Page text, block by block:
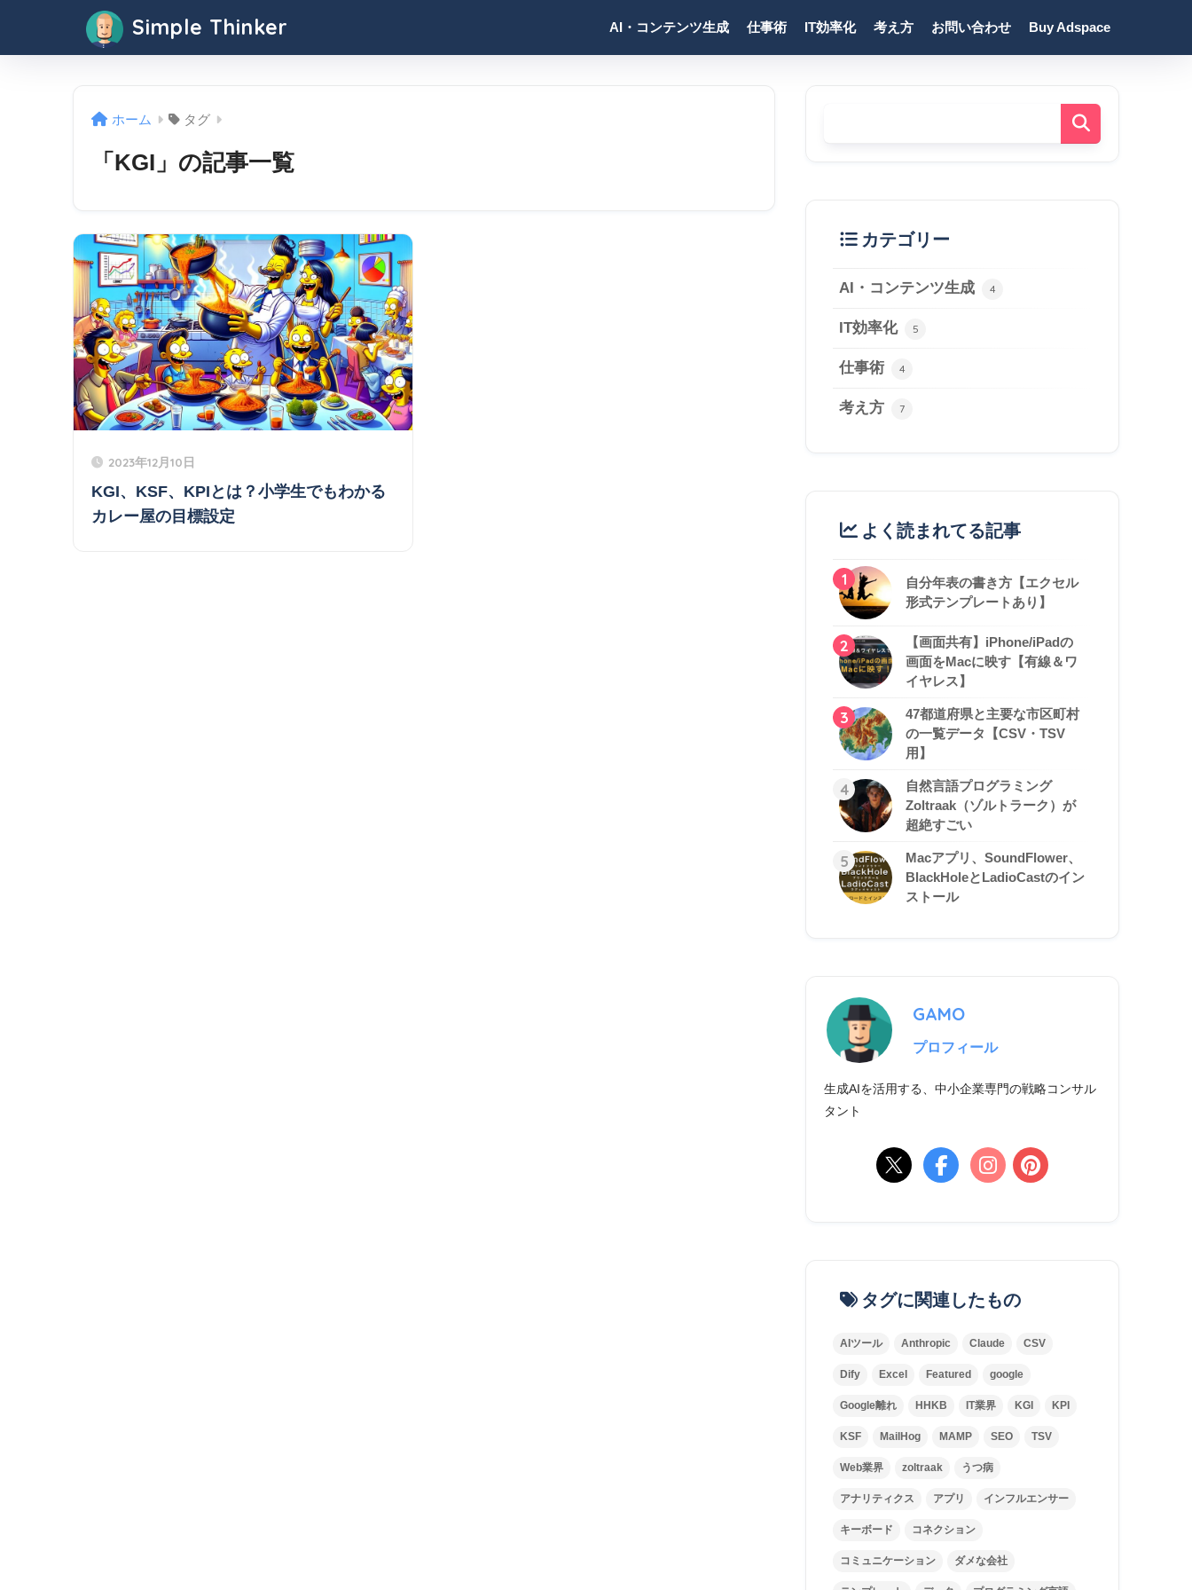
Simple Thinker AI・コンテンツ生成 仕事術 IT効率化 考え方 お問い合わせ Buy Adspace
ホーム タグ
「KGI」の記事一覧
2023年12月10日
KGI、KSF、KPIとは？小学生でもわかる
カレー屋の目標設定
カテゴリー
AI・コンテンツ生成 4
IT効率化 5
仕事術 4
考え方 7
よく読まれてる記事
1
自分年表の書き方【エクセル
形式テンプレートあり】
2
【画面共有】iPhone/iPadの
画面をMacに映す【有線＆ワ
イヤレス】
3
47都道府県と主要な市区町村
の一覧データ【CSV・TSV
用】
4
自然言語プログラミング
Zoltraak（ゾルトラーク）が
超絶すごい
5
Macアプリ、SoundFlower、
BlackHoleとLadioCastのイン
ストール
GAMO
プロフィール
生成AIを活用する、中小企業専門の戦略コンサル
タント
タグに関連したもの
AIツール Anthropic Claude CSV
Dify Excel Featured google
Google離れ HHKB IT業界 KGI KPI
KSF MailHog MAMP SEO TSV
Web業界 zoltraak うつ病
アナリティクス アプリ インフルエンサー
キーボード コネクション
コミュニケーション ダメな会社